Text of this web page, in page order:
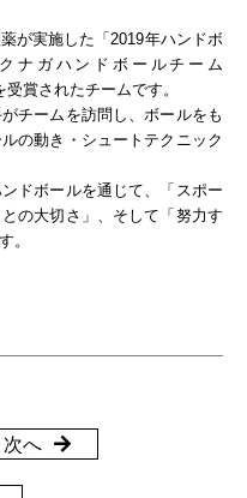
が実施した「2019年ハンドボ
ナガハンドボールチーム
賞されたチームです。
チームを訪問し、ボールをも
の動き・シュートテクニック
ドボールを通じて、「スポー
の大切さ」、そして「努力す
。
次へ